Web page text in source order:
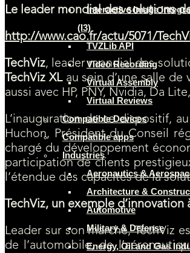
Interactive Image
(I3)
TVZLib API
Video Recording
Virtual Assembly
Virtual Reviews
Compatible Devices
Compatible apps
Industries
Aeronautics &
Architecture &
Automotive
Military & Defense
Energy, Oil and Gas
Le leader mondial des solutions
http://www.cao.fr/actu/5071/
TechViz, leader mondial des
TechViz XL au sein d’une salle
aussi avec HP, PNY, Nvidia, Da
L’inauguration de ce dispositif,
Huchon, Président du Conseil
chargé du développement
participation de clients
l’étendue des capacités de la
TechViz, un exemple d’innovation
Leader sur son marché, TechViz
de l’automobile, de